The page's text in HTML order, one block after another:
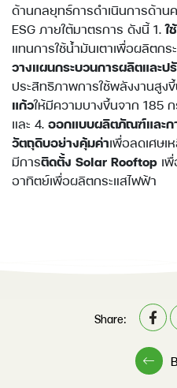
ด้านกลยุทธ์การดำเนินการด้า
ESG ภายใต้มาตรการ ดังนี้ 1.ใ
แทนการใช้น้ำมันเตาเพื่อผลิตก
วางแผนกระบวนการผลิตและป
ประสิทธิภาพการใช้พลังงานสูง
แก้วให้มีความบางขึ้นจาก 185
และ 4. ออกแบบผลิตภัณฑ์และก
วัตถุดิบอย่างคุ้มค่าเพื่อลดเศษเ
มีการติดตั้ง Solar Rooftop เ
อาทิตย์เพื่อผลิตกระแสไฟฟ้า
Share: